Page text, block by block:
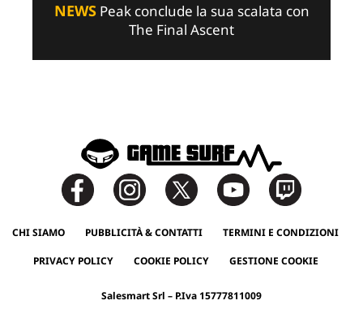
NEWSPeak conclude la sua scalata con
The Final Ascent
CHI SIAMO PUBBLICITÀ & CONTATTI TERMINI E CONDIZIONI
PRIVACY POLICY COOKIE POLICY GESTIONE COOKIE
Salesmart Srl – P.Iva 15777811009